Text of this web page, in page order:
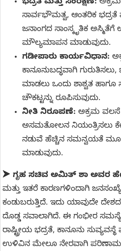
ಭದ್ರತೆ ಮತ್ತು ಸಂರಕ್ಷಣೆ:
ಸಾರ್ವಭೌಮತ್ವ, ಆಂತರಿಕ ಭದ್ರತೆ
ಜನಾಂಗದ ಸಾಂಸ್ಕೃತಿಕ ಅಸ್ಮಿತೆಗೆ
ಮೌಲ್ಯಮಾಪನ ಮಾಡುವುದು.
ಗಡೀಪಾರು ಕಾರ್ಯವಿಧಾನ:
ಕಾನೂನುಬದ್ಧವಾಗಿ
ಮಾಡಲು ಒಂದು ಶಾಶ್ವತ ಹಾಗೂ
ಚೌಕಟ್ಟನ್ನು ರೂಪಿಸುವುದು.
ನೀತಿ ನಿರೂಪಣೆ: ಅಕ್ರಮ ವಲಸೆ
ಅಸಮತೋಲನ ನಿಯಂತ್ರಿಸಲು
ನಡುವೆ ಹೆಚ್ಚಿನ ಸಮನ್ವಯತೆ
ಮಾಡುವುದು.
➤ ಗೃಹ ಸಚಿವ ಅಮಿತ್ ಶಾ ಅವರ
ಮತ್ತು ಇತರೆ ಕಾರಣಗಳಿಂದಾಗಿ
ಕಂಡುಬರುತ್ತಿದೆ. ಇದು ಯಾವುದೇ
ದೊಡ್ಡ ಸವಾಲಾಗಿದೆ. ಈ ಗಂಭೀರ
ರಾಷ್ಟ್ರೀಯ ಭದ್ರತೆ, ಕಾನೂನು
ಉಳಿವಿನ ಮೇಲೂ ನೇರವಾಗಿ ಪರಿಣಾಮ